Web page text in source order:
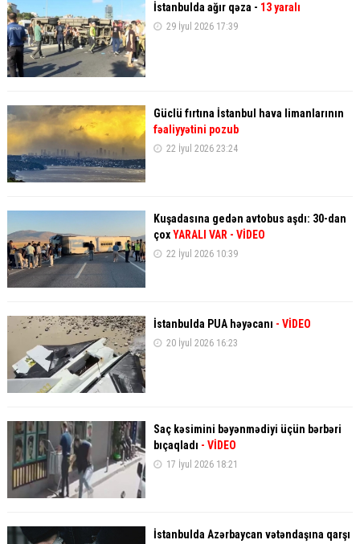
İstanbulda ağır qəza - 13 yaralı
29 İyul 2026 17:39
Güclü fırtına İstanbul hava limanlarının
fəaliyyətini pozub
22 İyul 2026 23:24
Kuşadasına gedən avtobus aşdı: 30-dan
çoxYARALI VAR - VİDEO
22 İyul 2026 10:39
İstanbulda PUA həyəcanı - VİDEO
20 İyul 2026 16:23
Saç kəsimini bəyənmədiyi üçün bərbəri
bıçaqladı - VİDEO
17 İyul 2026 18:21
İstanbulda Azərbaycan vətəndaşına qarşı